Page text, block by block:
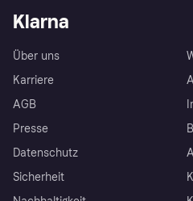
Klarna
Über uns
Karriere
AGB
Presse
Datenschutz
Sicherheit